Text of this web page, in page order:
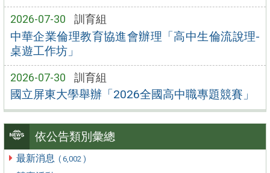
2026-07-30 訓育組
中華企業倫理教育協進會辦理「高中生倫流說理-
桌遊工作坊」
2026-07-30 訓育組
國立屏東大學舉辦「2026全國高中職專題競賽」
依公告類別彙總
最新消息 ( 6,002 )